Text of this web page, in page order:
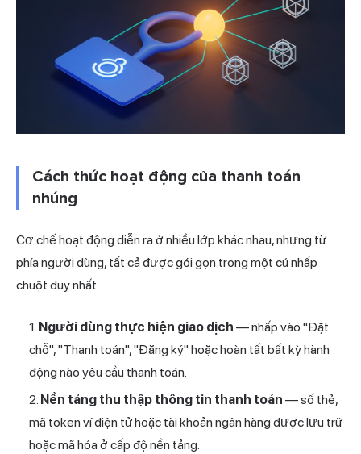
Cách thức hoạt động của thanh toán
nhúng
Cơ chế hoạt động diễn ra ở nhiều lớp khác nhau, nhưng từ
phía người dùng, tất cả được gói gọn trong một cú nhấp
chuột duy nhất.
Người dùng thực hiện giao dịch — nhấp vào "Đặt
chỗ", "Thanh toán", "Đăng ký" hoặc hoàn tất bất kỳ hành
động nào yêu cầu thanh toán.
Nền tảng thu thập thông tin thanh toán — số thẻ,
mã token ví điện tử hoặc tài khoản ngân hàng được lưu trữ
hoặc mã hóa ở cấp độ nền tảng.